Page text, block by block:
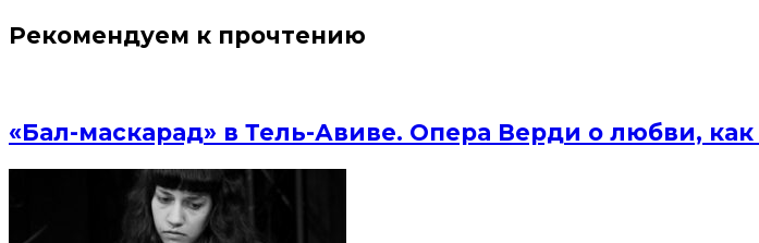
Рекомендуем к прочтению
«Бал-маскарад» в Тель-Авиве. Опера Верди о любви,